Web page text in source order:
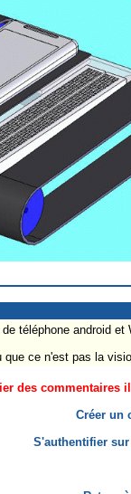
téléphone android et
ce n'est pas la
des commentaires
Créer un
S'authentifier